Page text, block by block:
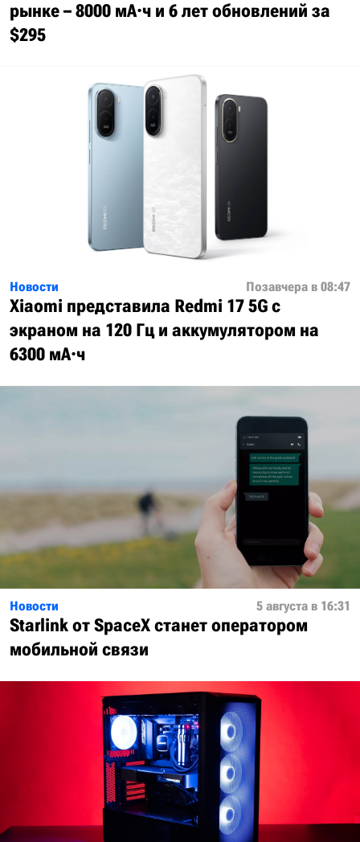
рынке – 8000 мА·ч и 6 лет обновлений за
$295
Новости Позавчера в 08:47
Xiaomi представила Redmi 17 5G с
экраном на 120 Гц и аккумулятором на
6300 мА·ч
Новости 5 августа в 16:31
Starlink от SpaceX станет оператором
мобильной связи